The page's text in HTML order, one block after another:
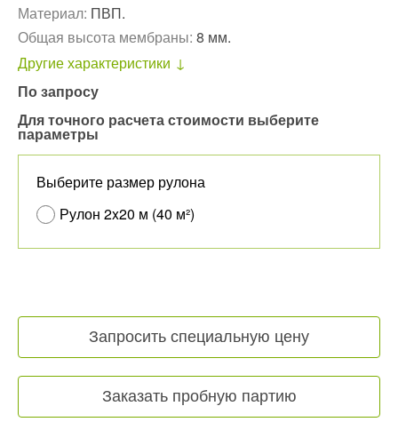
Материал: ПВП.
Общая высота мембраны: 8 мм.
Другие характеристики
По запросу
Для точного расчета стоимости выберите
параметры
Выберите размер рулона
Рулон 2x20 м (40 м²)
Запросить специальную цену
Заказать пробную партию